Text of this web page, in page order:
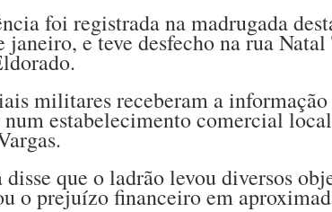
foi registrada na madrugada
janeiro, e teve desfecho na rua
militares receberam a
estabelecimento comercial
que o ladrão levou diversos
o prejuízo financeiro em